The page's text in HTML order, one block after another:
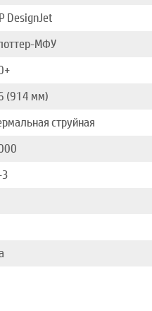
DesignJet
МФУ
(914 мм)
струйная